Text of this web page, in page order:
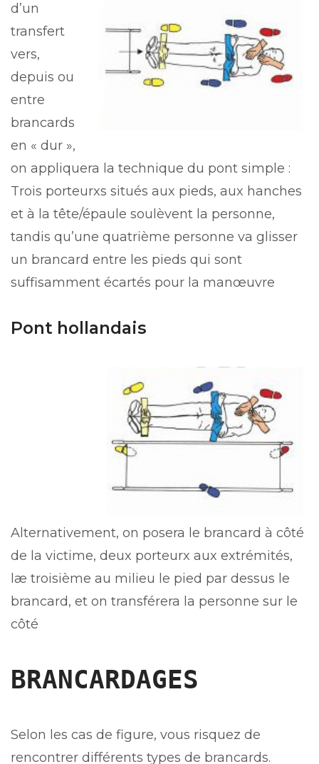
d’un
transfert
vers,
depuis ou
entre
brancards
en « dur »,
on appliquera la technique du pont simple :
Trois porteurxs situés aux pieds, aux hanches
et à la tête/épaule soulèvent la personne,
tandis qu’une quatrième personne va glisser
un brancard entre les pieds qui sont
suffisamment écartés pour la manœuvre
Pont hollandais
Alternativement, on posera le brancard à côté
de la victime, deux porteurx aux extrémités,
læ troisième au milieu le pied par dessus le
brancard, et on transférera la personne sur le
côté
BRANCARDAGES
Selon les cas de figure, vous risquez de
rencontrer différents types de brancards.